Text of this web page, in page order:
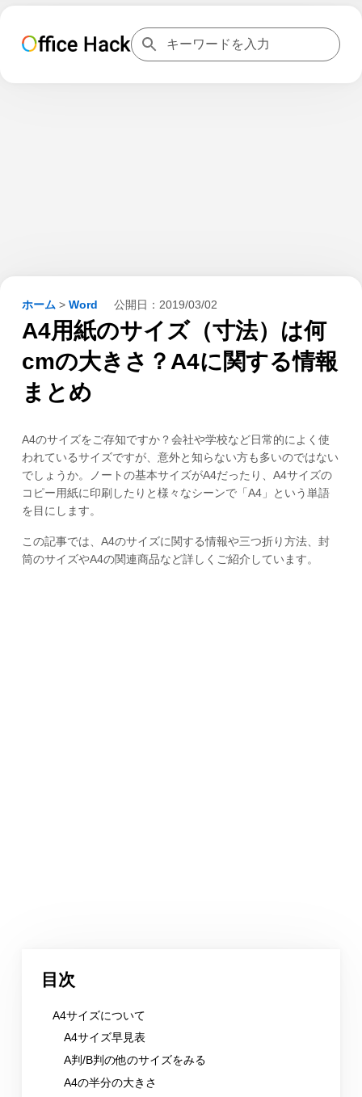
ホーム > Word 公開日： 2019/03/02
A4用紙のサイズ（寸法）は何
cmの大きさ？A4に関する情報
まとめ
A4のサイズをご存知ですか？会社や学校など日常的によく使
われているサイズですが、意外と知らない方も多いのではない
でしょうか。ノートの基本サイズがA4だったり、A4サイズの
コピー用紙に印刷したりと様々なシーンで「A4」という単語
を目にします。
この記事では、A4のサイズに関する情報や三つ折り方法、封
筒のサイズやA4の関連商品など詳しくご紹介しています。
目次
A4サイズについて
A4サイズ早見表
A判/B判の他のサイズをみる
A4の半分の大きさ